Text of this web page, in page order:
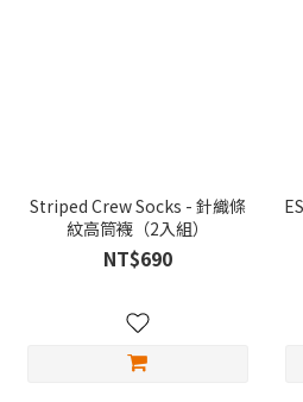
Striped Crew Socks - 針織條
紋高筒襪（2入組）
NT$690